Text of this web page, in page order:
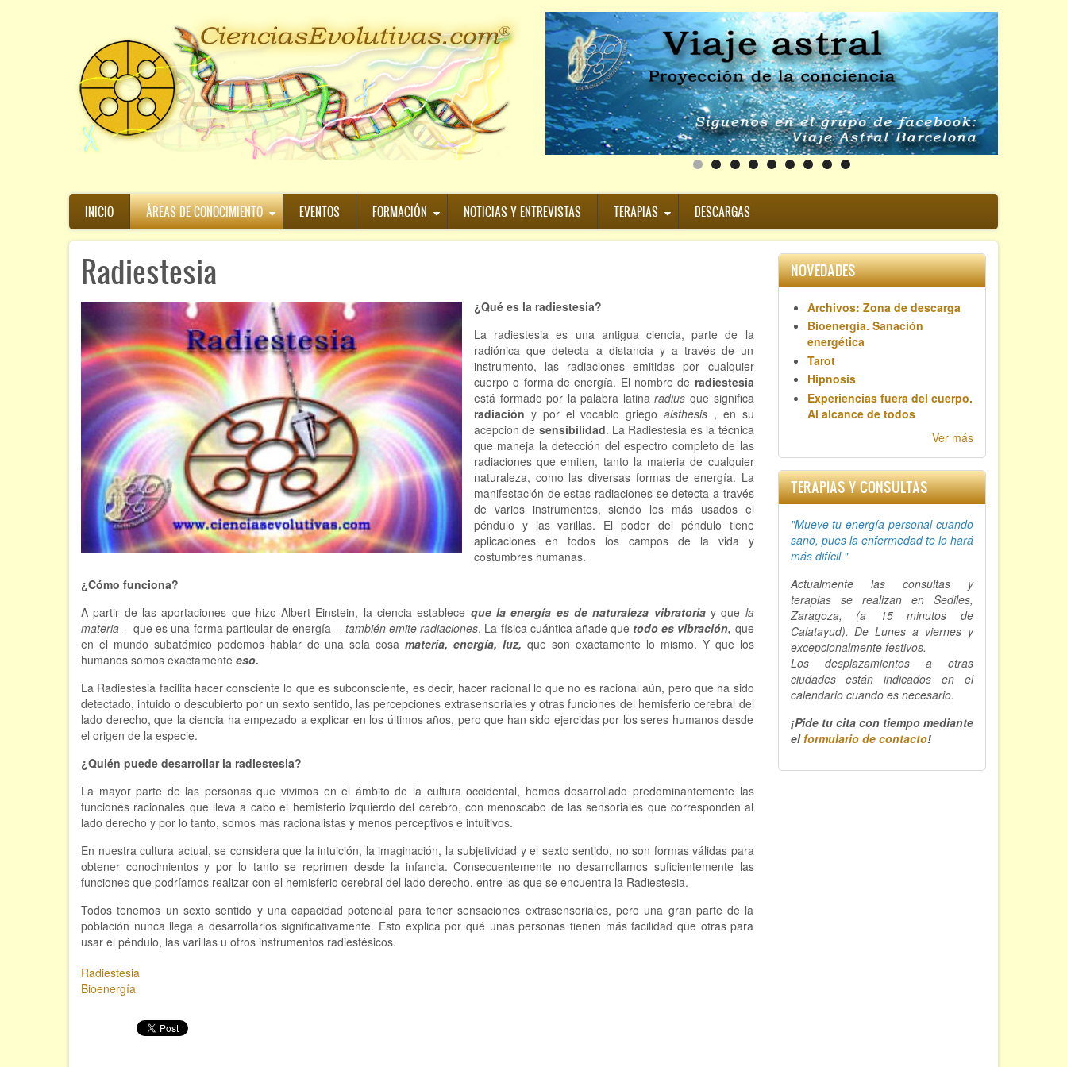
Navegación
principal
INICIO ÁREAS DE CONOCIMIENTO EVENTOS FORMACIÓN NOTICIAS Y ENTREVISTAS TERAPIAS DESCARGAS
Radiestesia
¿Qué es la radiestesia?
La radiestesia es una antigua ciencia, parte de la
radiónica que detecta a distancia y a través de un
instrumento, las radiaciones emitidas por cualquier
cuerpo o forma de energía. El nombre de radiestesia
está formado por la palabra latinaradius que significa
radiación y por el vocablo griegoaisthesis , en su
acepción de sensibilidad. La Radiestesia es la técnica
que maneja la detección del espectro completo de las
radiaciones que emiten, tanto la materia de cualquier
naturaleza, como las diversas formas de energía. La
manifestación de estas radiaciones se detecta a través
de varios instrumentos, siendo los más usados el
péndulo y las varillas. El poder del péndulo tiene
aplicaciones en todos los campos de la vida y
costumbres humanas.
¿Cómo funciona?
A partir de las aportaciones que hizo Albert Einstein, la ciencia establece que la energía es de naturaleza vibratoria y que la
materia—que es una forma particular de energía—también emite radiaciones. La física cuántica añade que todo es vibración, que
en el mundo subatómico podemos hablar de una sola cosamateria, energía, luz,que son exactamente lo mismo. Y que los
humanos somos exactamente eso.
La Radiestesia facilita hacer consciente lo que es subconsciente, es decir, hacer racional lo que no es racional aún, pero que ha sido
detectado, intuido o descubierto por un sexto sentido, las percepciones extrasensoriales y otras funciones del hemisferio cerebral del
lado derecho, que la ciencia ha empezado a explicar en los últimos años, pero que han sido ejercidas por los seres humanos desde
el origen de la especie.
¿Quién puede desarrollar la radiestesia?
La mayor parte de las personas que vivimos en el ámbito de la cultura occidental, hemos desarrollado predominantemente las
funciones racionales que lleva a cabo el hemisferio izquierdo del cerebro, con menoscabo de las sensoriales que corresponden al
lado derecho y por lo tanto, somos más racionalistas y menos perceptivos e intuitivos.
En nuestra cultura actual, se considera que la intuición, la imaginación, la subjetividad y el sexto sentido, no son formas válidas para
obtener conocimientos y por lo tanto se reprimen desde la infancia. Consecuentemente no desarrollamos suficientemente las
funciones que podríamos realizar con el hemisferio cerebral del lado derecho, entre las que se encuentra la Radiestesia.
Todos tenemos un sexto sentido y una capacidad potencial para tener sensaciones extrasensoriales, pero una gran parte de la
población nunca llega a desarrollarlos significativamente. Esto explica por qué unas personas tienen más facilidad que otras para
usar el péndulo, las varillas u otros instrumentos radiestésicos.
Radiestesia
Bioenergía
NOVEDADES
Archivos: Zona de descarga
Bioenergía. Sanación
energética
Tarot
Hipnosis
Experiencias fuera del cuerpo.
Al alcance de todos
Ver más
TERAPIAS Y CONSULTAS
"Mueve tu energía personal cuando
sano, pues la enfermedad te lo hará
más difícil."
Actualmente las consultas y
terapias se realizan en Sediles,
Zaragoza, (a 15 minutos de
Calatayud). De Lunes a viernes y
excepcionalmente festivos.
Los desplazamientos a otras
ciudades están indicados en el
calendario cuando es necesario.
¡Pide tu cita con tiempo mediante
elformulario de contacto!